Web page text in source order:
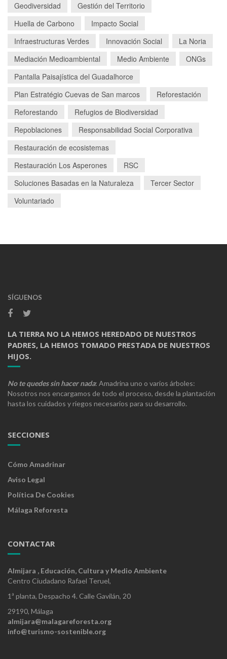
Geodiversidad
Gestión del Territorio
Huella de Carbono
Impacto Social
Infraestructuras Verdes
Innovación Social
La Noria
Mediación Medioambiental
Medio Ambiente
ONGs
Pantalla Paisajística del Guadalhorce
Plan Estratégio Cuevas de San marcos
Reforestación
Reforestando
Refugios de Biodiversidad
Repoblaciones
Responsabilidad Social Corporativa
Restauración de ecosistemas
Restauración Los Asperones
RSC
Soluciones Basadas en la Naturaleza
Tercer Sector
Voluntariado
SÍGUENOS
LA TIERRA NO LA HEMOS HEREDADO DE NUESTROS
PADRES, LA HEMOS TOMADO PRESTADA DE NUESTROS
HIJOS.
No te quedes sin hacer nada: Amadrina uno o varios árboles:
Nosotros nos encargamos de todo el proceso, desde la plantación
hasta los cuidados y riegos necesarios para su desarrollo.
SECCIONES
Cómo Amadrinar
Aviso Legal
Política De Cookies
Málaga Reforesta
CONTACTAR
Almijara , Educación, Cultura y Medio Ambiente
Centro Ciudadano Rafael Teruel,
1ª planta, Despacho 4. Calle Gavilán, 20
29190, Málaga
almijara@malagareforesta.org
info@turismo-sostenible.org